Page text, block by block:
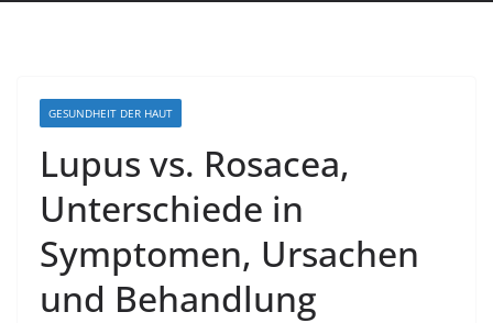
GESUNDHEIT DER HAUT
Lupus vs. Rosacea,
Unterschiede in
Symptomen, Ursachen
und Behandlung